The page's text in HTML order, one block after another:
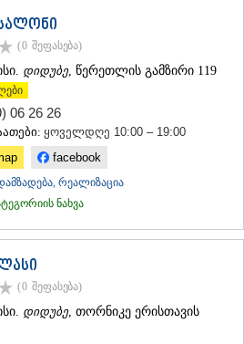
(0 შეფასება)
დიდუბე , წერეთლის გამზირი 119
06 26 26
ყოველდღე 10:00 – 19:00
facebook
რეალიზაცია
ნახვა
(0 შეფასება)
დიდუბე , თორნიკე ერისთავის